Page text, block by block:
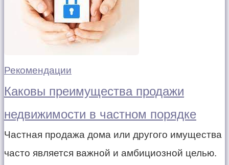
Рекомендации
Каковы преимущества продажи
недвижимости в частном порядке
Частная продажа дома или другого имущества
часто является важной и амбициозной целью.